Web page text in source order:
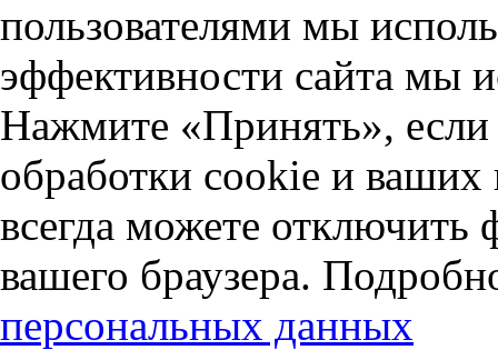
пользователями мы
эффективности сайта мы
Нажмите «Принять», если
обработки cookie и
всегда можете отключить
вашего браузера.
персональных данных